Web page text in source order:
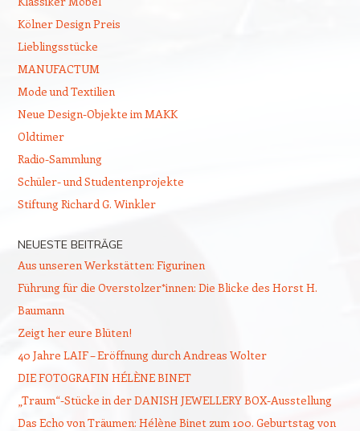
Kölner Design Preis
Lieblingsstücke
MANUFACTUM
Mode und Textilien
Neue Design-Objekte im MAKK
Oldtimer
Radio-Sammlung
Schüler- und Studentenprojekte
Stiftung Richard G. Winkler
NEUESTE BEITRÄGE
Aus unseren Werkstätten: Figurinen
Führung für die Overstolzer*innen: Die Blicke des Horst H.
Baumann
Zeigt her eure Blüten!
40 Jahre LAIF – Eröffnung durch Andreas Wolter
DIE FOTOGRAFIN HÉLÈNE BINET
„Traum“-Stücke in der DANISH JEWELLERY BOX-Ausstellung
Das Echo von Träumen: Hélène Binet zum 100. Geburtstag von